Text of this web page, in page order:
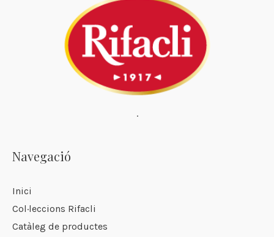
·
Navegació
Inici
Col·leccions Rifacli
Catàleg de productes